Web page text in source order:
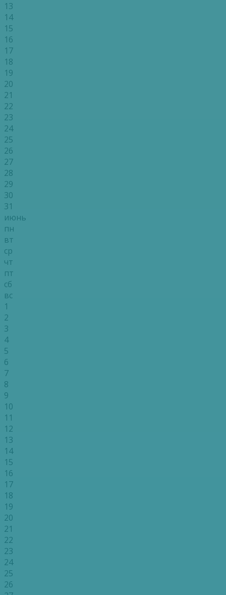
13
14
15
16
17
18
19
20
21
22
23
24
25
26
27
28
29
30
31
июнь
пн
вт
ср
чт
пт
сб
вс
1
2
3
4
5
6
7
8
9
10
11
12
13
14
15
16
17
18
19
20
21
22
23
24
25
26